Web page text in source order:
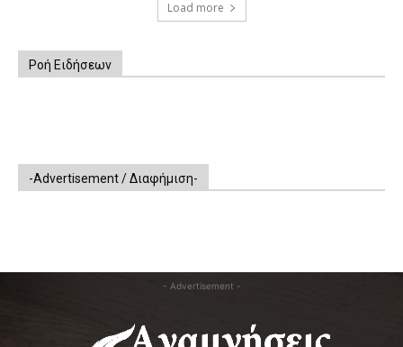
Load more
Ροή Ειδήσεων
-Advertisement / Διαφήμιση-
- Advertisement -